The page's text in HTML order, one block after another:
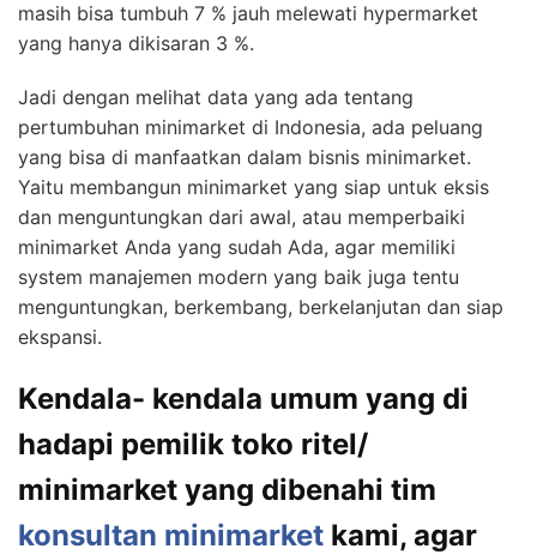
masih bisa tumbuh 7 % jauh melewati hypermarket
yang hanya dikisaran 3 %.
Jadi dengan melihat data yang ada tentang
pertumbuhan minimarket di Indonesia, ada peluang
yang bisa di manfaatkan dalam bisnis minimarket.
Yaitu membangun minimarket yang siap untuk eksis
dan menguntungkan dari awal, atau memperbaiki
minimarket Anda yang sudah Ada, agar memiliki
system manajemen modern yang baik juga tentu
menguntungkan, berkembang, berkelanjutan dan siap
ekspansi.
Kendala- kendala umum yang di
hadapi pemilik toko ritel/
minimarket yang dibenahi tim
konsultan minimarket kami, agar